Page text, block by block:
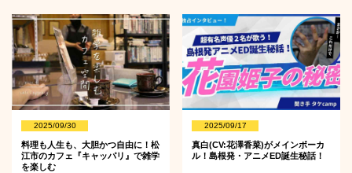
2025/09/30
料理も人生も、大胆かつ自由に！松
江市のカフェ『キャッパリ』で雑学
を楽しむ
2025/09/17
真白(CV:花澤香菜)がメインボーカ
ル！島根発・アニメED誕生秘話！